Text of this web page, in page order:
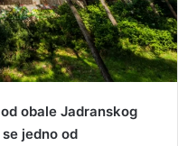
obale Jadranskog
jedno od